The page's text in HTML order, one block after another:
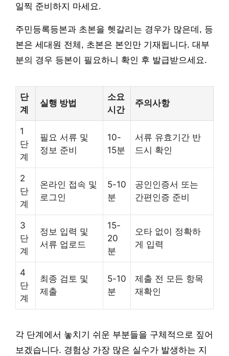
일찍 준비하지 마세요.
주민등록등본과 초본을 헷갈리는 경우가 많은데, 등
본은 세대원 전체, 초본은 본인만 기재됩니다. 대부
분의 경우 등본이 필요하니 확인 후 발급받으세요.
단
계
실행 방법
소요
시간
주의사항
1
단
계
필요 서류 및
정보 준비
10-
15분
서류 유효기간 반
드시 확인
2
단
계
온라인 접속 및
로그인
5-10
분
공인인증서 또는
간편인증 준비
3
단
계
정보 입력 및
서류 업로드
15-
20
분
오타 없이 정확하
게 입력
4
단
계
최종 검토 및
제출
5-10
분
제출 전 모든 항목
재확인
각 단계에서 놓치기 쉬운 부분들을 구체적으로 짚어
보겠습니다. 경험상 가장 많은 실수가 발생하는 지